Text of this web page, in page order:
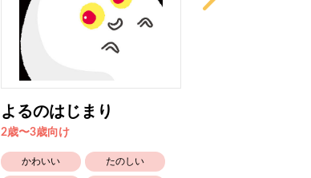
よるのはじまり
2歳〜3歳向け
かわいい たのしい